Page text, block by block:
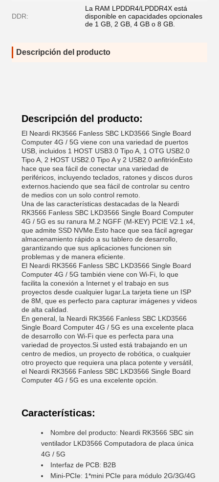
DDR:
La RAM LPDDR4/LPDDR4X está
disponible en capacidades opcionales
de 1 GB, 2 GB, 4 GB o 8 GB.
Descripción del producto
Descripción del producto:
El Neardi RK3566 Fanless SBC LKD3566 Single Board
Computer 4G / 5G viene con una variedad de puertos
USB, incluidos 1 HOST USB3.0 Tipo A, 1 OTG USB2.0
Tipo A, 2 HOST USB2.0 Tipo A y 2 USB2.0 anfitriónEsto
hace que sea fácil de conectar una variedad de
periféricos, incluyendo teclados, ratones y discos duros
externos.haciendo que sea fácil de controlar su centro
de medios con un solo control remoto.
Una de las características destacadas de la Neardi
RK3566 Fanless SBC LKD3566 Single Board Computer
4G / 5G es su ranura M.2 NGFF (M-KEY) PCIE V2.1 x4,
que admite SSD NVMe.Esto hace que sea fácil agregar
almacenamiento rápido a su tablero de desarrollo,
garantizando que sus aplicaciones funcionen sin
problemas y de manera eficiente.
El Neardi RK3566 Fanless SBC LKD3566 Single Board
Computer 4G / 5G también viene con Wi-Fi, lo que
facilita la conexión a Internet y el trabajo en sus
proyectos desde cualquier lugar.La tarjeta tiene un ISP
de 8M, que es perfecto para capturar imágenes y videos
de alta calidad.
En general, la Neardi RK3566 Fanless SBC LKD3566
Single Board Computer 4G / 5G es una excelente placa
de desarrollo con Wi-Fi que es perfecta para una
variedad de proyectos.Si usted está trabajando en un
centro de medios, un proyecto de robótica, o cualquier
otro proyecto que requiera una placa potente y versátil,
el Neardi RK3566 Fanless SBC LKD3566 Single Board
Computer 4G / 5G es una excelente opción.
Características:
Nombre del producto: Neardi RK3566 SBC sin
ventilador LKD3566 Computadora de placa única
4G / 5G
Interfaz de PCB: B2B
Mini-PCIe: 1*mini PCIe para módulo 2G/3G/4G